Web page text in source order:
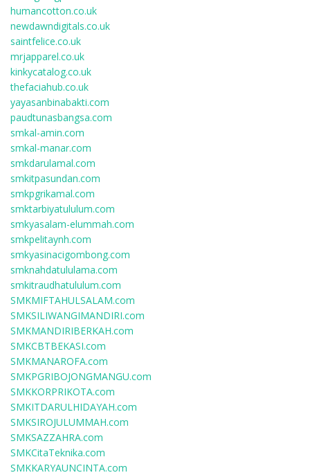
humancotton.co.uk
newdawndigitals.co.uk
saintfelice.co.uk
mrjapparel.co.uk
kinkycatalog.co.uk
thefaciahub.co.uk
yayasanbinabakti.com
paudtunasbangsa.com
smkal-amin.com
smkal-manar.com
smkdarulamal.com
smkitpasundan.com
smkpgrikamal.com
smktarbiyatululum.com
smkyasalam-elummah.com
smkpelitaynh.com
smkyasinacigombong.com
smknahdatululama.com
smkitraudhatululum.com
SMKMIFTAHULSALAM.com
SMKSILIWANGIMANDIRI.com
SMKMANDIRIBERKAH.com
SMKCBTBEKASI.com
SMKMANAROFA.com
SMKPGRIBOJONGMANGU.com
SMKKORPRIKOTA.com
SMKITDARULHIDAYAH.com
SMKSIROJULUMMAH.com
SMKSAZZAHRA.com
SMKCitaTeknika.com
SMKKARYAUNCINTA.com